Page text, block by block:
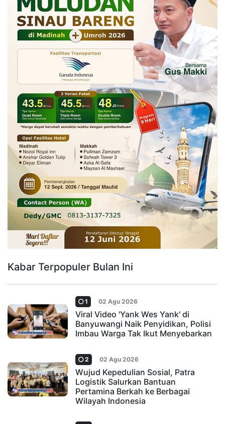
Kabar Terpopuler Bulan Ini
1 02 Agu 2026
Viral Video 'Yank Wes Yank' di
Banyuwangi Naik Penyidikan, Polisi
Imbau Warga Tak Ikut Menyebarkan
2 02 Agu 2026
Wujud Kepedulian Sosial, Patra
Logistik Salurkan Bantuan
Pertamina Berkah ke Berbagai
Wilayah Indonesia